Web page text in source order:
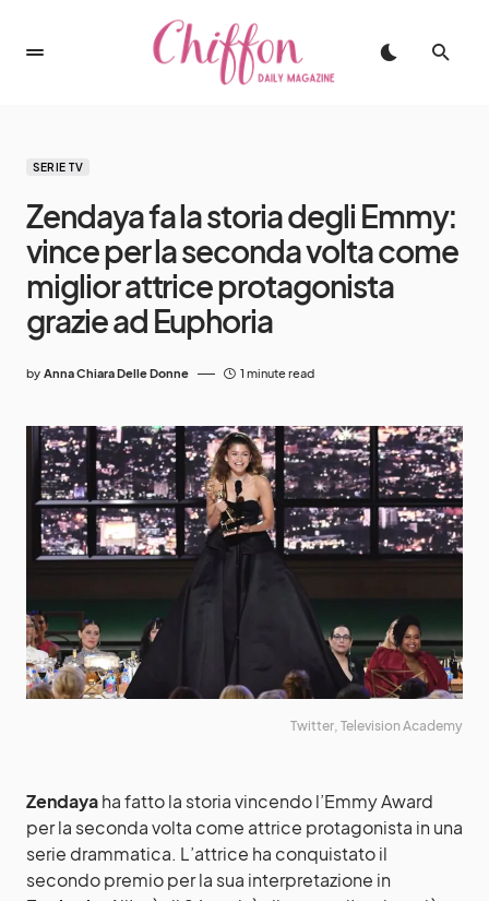
SERIE TV
Zendaya fa la storia degli Emmy:
vince per la seconda volta come
miglior attrice protagonista
grazie ad Euphoria
by Anna Chiara Delle Donne 1 minute read
Twitter, Television Academy
Zendayaha fatto la storia vincendo l’Emmy Award
per la seconda volta come attrice protagonista in una
serie drammatica. L’attrice ha conquistato il
secondo premio per la sua interpretazione in